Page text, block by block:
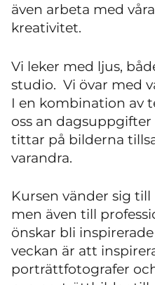
även arbeta med
kreativitet.
Vi leker med ljus,
studio. Vi övar med
I en kombination av
oss an
tittar på bilderna
varandra.
Kursen vänder sig
men även till
önskar bli
veckan är att
porträttfotografer